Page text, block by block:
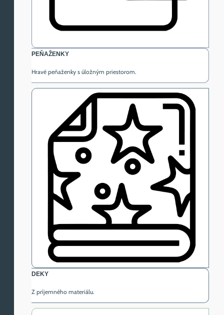
PEŇAŽENKY
Hravé peňaženky s úložným priestorom.
DEKY
Z príjemného materiálu.